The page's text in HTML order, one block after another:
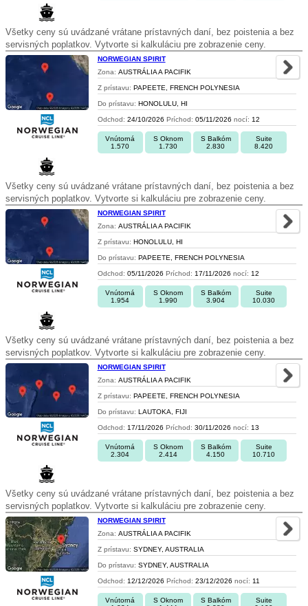
Všetky ceny sú uvádzané vrátane prístavných daní, bez poistenia a bez
servisných poplatkov. Vytvorte si kalkuláciu pre zobrazenie ceny.
NORWEGIAN SPIRIT
Zona: AUSTRÁLIA A PACIFIK
Z prístavu: PAPEETE, FRENCH POLYNESIA
Do prístavu: HONOLULU, HI
Odchod: 24/10/2026 Príchod: 05/11/2026 nocí: 12
Vnútorná
1.570
S Oknom
1.730
S Balkóm
2.830
Suite
8.420
Všetky ceny sú uvádzané vrátane prístavných daní, bez poistenia a bez
servisných poplatkov. Vytvorte si kalkuláciu pre zobrazenie ceny.
NORWEGIAN SPIRIT
Zona: AUSTRÁLIA A PACIFIK
Z prístavu: HONOLULU, HI
Do prístavu: PAPEETE, FRENCH POLYNESIA
Odchod: 05/11/2026 Príchod: 17/11/2026 nocí: 12
Vnútorná
1.954
S Oknom
1.990
S Balkóm
3.904
Suite
10.030
Všetky ceny sú uvádzané vrátane prístavných daní, bez poistenia a bez
servisných poplatkov. Vytvorte si kalkuláciu pre zobrazenie ceny.
NORWEGIAN SPIRIT
Zona: AUSTRÁLIA A PACIFIK
Z prístavu: PAPEETE, FRENCH POLYNESIA
Do prístavu: LAUTOKA, FIJI
Odchod: 17/11/2026 Príchod: 30/11/2026 nocí: 13
Vnútorná
2.304
S Oknom
2.414
S Balkóm
4.150
Suite
10.710
Všetky ceny sú uvádzané vrátane prístavných daní, bez poistenia a bez
servisných poplatkov. Vytvorte si kalkuláciu pre zobrazenie ceny.
NORWEGIAN SPIRIT
Zona: AUSTRÁLIA A PACIFIK
Z prístavu: SYDNEY, AUSTRALIA
Do prístavu: SYDNEY, AUSTRALIA
Odchod: 12/12/2026 Príchod: 23/12/2026 nocí: 11
Vnútorná
S Oknom
S Balkóm
Suite